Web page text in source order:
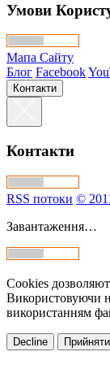
Умови
Мапа Сайту
Блог Facebook
Контакти
Контакти
RSS потоки ©
Завантаження…
Cookies
Використовуючи
використанням
Decline Прийняти